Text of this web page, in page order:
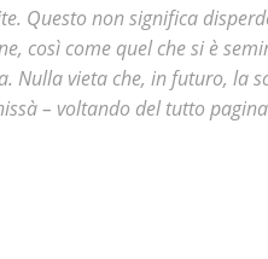
Questo non significa
così come quel che si è
vieta che, in futuro, la
– voltando del tutto pagina